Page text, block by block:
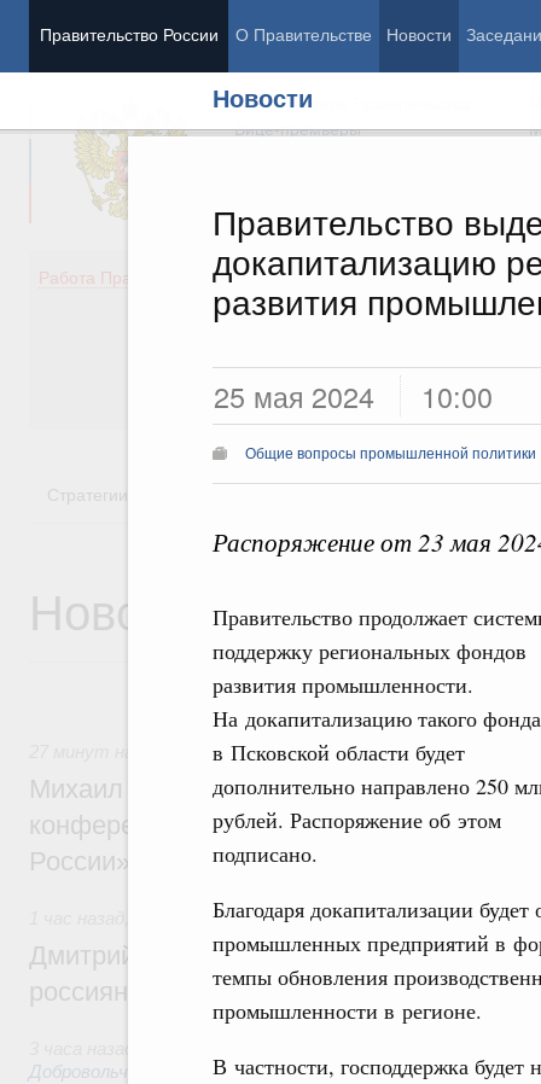
Правительство России О Правительстве Новости
Новости
Правительство
докапитализацию
развития
25 мая 2024 10:00
Общие вопросы промышленной политики
Распоряжение от 23 мая
Правительство продолжает
поддержку региональных фондов
развития промышленности.
На докапитализацию такого фонда
в Псковской области будет
дополнительно направлено 250
рублей. Распоряжение об этом
подписано.
Благодаря докапитализации
промышленных предприятий в
темпы обновления
промышленности в регионе.
В частности, господдержка
Председатель Правительства
Вице-премьеры
Работа Правительства
Демография
Здоровье
Образование
Государство
Стратегии
Новости
Отрасль информационных технологий
Михаил Мишустин дал поручения по
конференции «Цифровая индустрия
России»
Спорт высших достижений и массовый спорт
Дмитрий Чернышенко и Михаил
россиян с Днём физкультурника
Добровольчество и волонтёрство. Благотворительность